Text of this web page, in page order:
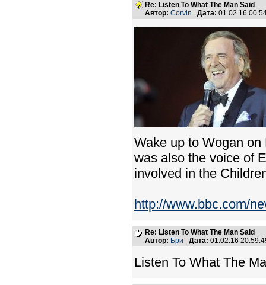
Re: Listen To What The Man Said
Автор: Corvin Дата: 01.02.16
Wake up to Wogan
was also the voice of
involved in the
http://www.bbc.com/
Re: Listen To What The Man Said
Автор: Бри Дата: 01.02.16
Listen To What The